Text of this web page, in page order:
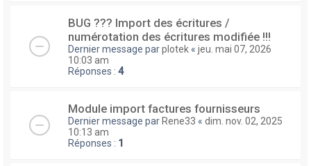
BUG ??? Import des écritures /
numérotation des écritures modifiée !!!
Dernier message parplotek « jeu. mai 07, 2026
10:03 am
Réponses : 4
Module import factures fournisseurs
Dernier message par Rene33 « dim. nov. 02, 2025
10:13 am
Réponses : 1